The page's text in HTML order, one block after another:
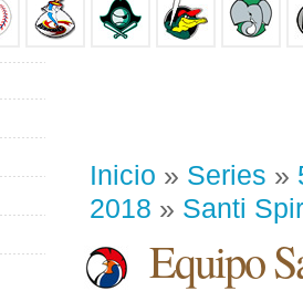
Inicio » Series »
2018 » Santi
Equipo